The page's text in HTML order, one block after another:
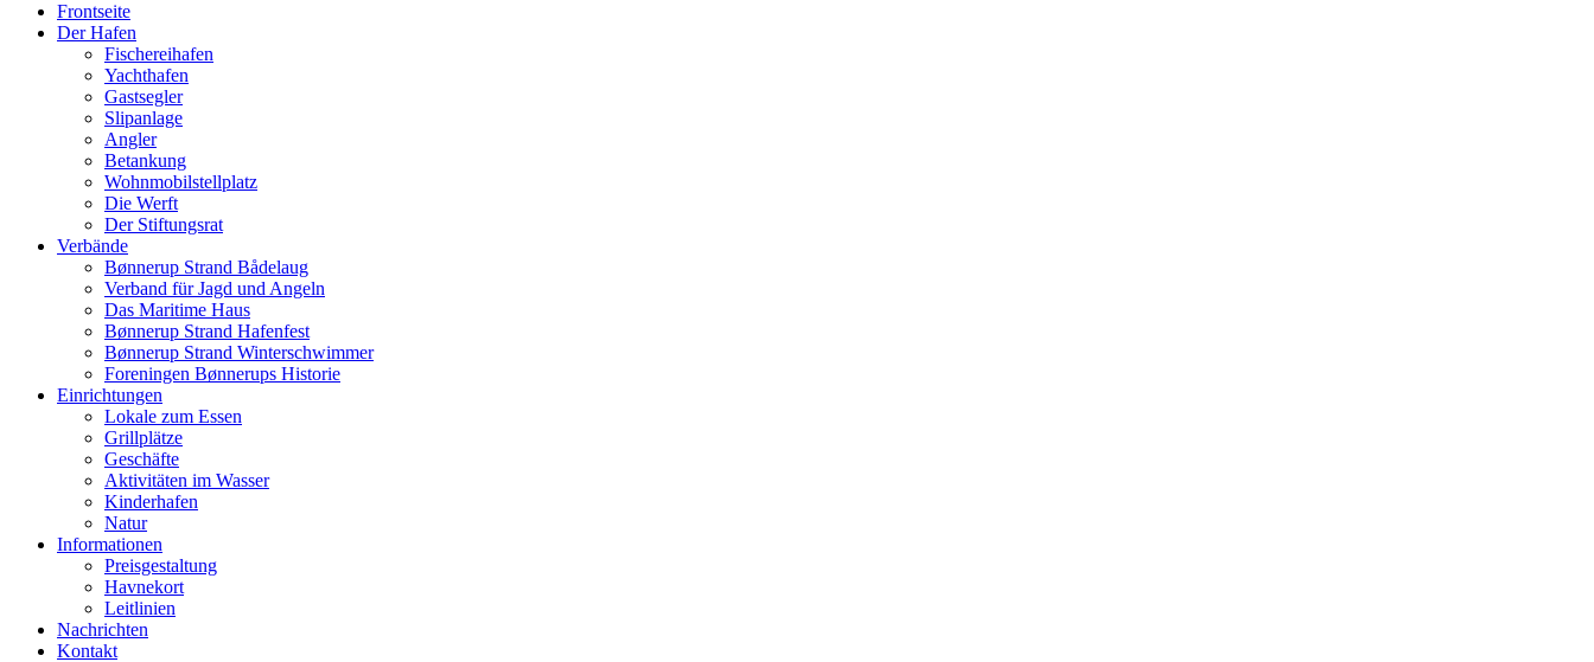
Frontseite
Der Hafen
Fischereihafen
Yachthafen
Gastsegler
Slipanlage
Angler
Betankung
Wohnmobilstellplatz
Die Werft
Der Stiftungsrat
Verbände
Bønnerup Strand Bådelaug
Verband für Jagd und Angeln
Das Maritime Haus
Bønnerup Strand Hafenfest
Bønnerup Strand Winterschwimmer
Foreningen Bønnerups Historie
Einrichtungen
Lokale zum Essen
Grillplätze
Geschäfte
Aktivitäten im Wasser
Kinderhafen
Natur
Informationen
Preisgestaltung
Havnekort
Leitlinien
Nachrichten
Kontakt